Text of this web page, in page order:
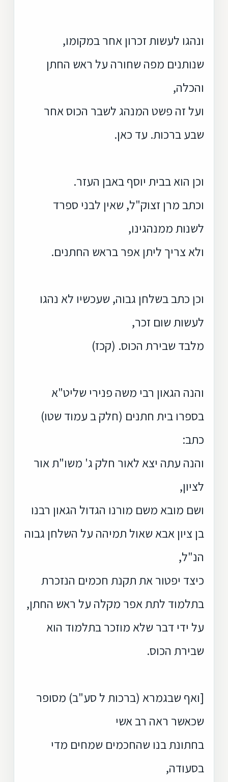
ונהגו לעשות זכרון אחר במקומו,
שנותנים מפה שחורה על ראש החתן
והכלה,
ועל זה פשט המנהג לשבר הכוס אחר
שבע ברכות. עד כאן.
וכן הוא בבית יוסף באבן העזר.
וכתב מרן זצוק"ל, שאין לבני ספרד
לשנות ממנהגינו,
ולא צריך ליתן אפר בראש החתנים.
וכן כתב בשלחן גבוה, שעכשיו לא נהגו
לעשות שום זכר,
מלבד שבירת הכוס. (קכז)
והנה הגאון רבי משה פנירי שליט"א
בספרו בית חתנים (חלק ב עמוד שטו)
כתב:
והנה עתה יצא לאור חלק ג' משו"ת אור
לציון,
ושם מובא משם מורנו הגדול הגאון רבנו
בן ציון אבא שאול תמיהה על השלחן גבוה
הנ"ל,
כיצד יפטור את תקנת חכמים הנזכרת
בתלמוד לתת אפר מקלה על ראש החתן,
על ידי דבר שלא מוזכר בתלמוד הוא
שבירת הכוס.
[ואף שבגמרא (ברכות ל סע"ב) מסופר
שכאשר ראה רב אשי
בחתונת בנו שהחכמים שמחים מדי
בסעודה,